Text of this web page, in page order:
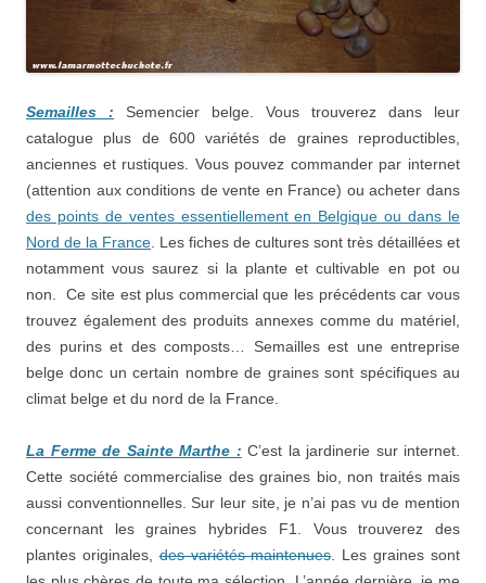
Semailles : Semencier belge. Vous trouverez dans leur
catalogue plus de 600 variétés de graines reproductibles,
anciennes et rustiques. Vous pouvez commander par internet
(attention aux conditions de vente en France) ou acheter dans
des points de ventes essentiellement en Belgique ou dans le
Nord de la France . Les fiches de cultures sont très détaillées et
notamment vous saurez si la plante et cultivable en pot ou
non. Ce site est plus commercial que les précédents car vous
trouvez également des produits annexes comme du matériel,
des purins et des composts… Semailles est une entreprise
belge donc un certain nombre de graines sont spécifiques au
climat belge et du nord de la France.
La Ferme de Sainte Marthe : C’est la jardinerie sur internet.
Cette société commercialise des graines bio, non traités mais
aussi conventionnelles. Sur leur site, je n’ai pas vu de mention
concernant les graines hybrides F1. Vous trouverez des
plantes originales,des variétés maintenues. Les graines sont